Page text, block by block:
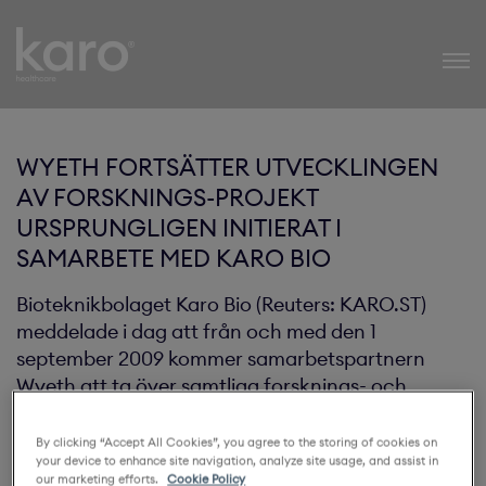
Karo Healthcare
WYETH FORTSÄTTER UTVECKLINGEN
AV FORSKNINGS-PROJEKT
URSPRUNGLIGEN INITIERAT I
SAMARBETE MED KARO BIO
Bioteknikbolaget Karo Bio (Reuters: KARO.ST)
meddelade i dag att från och med den 1
september 2009 kommer samarbetspartnern
Wyeth att ta över samtliga forsknings- och
gemensamma forskningssamarbete.
By clicking “Accept All Cookies”, you agree to the storing of cookies on
your device to enhance site navigation, analyze site usage, and assist in
our marketing efforts.
Cookie Policy